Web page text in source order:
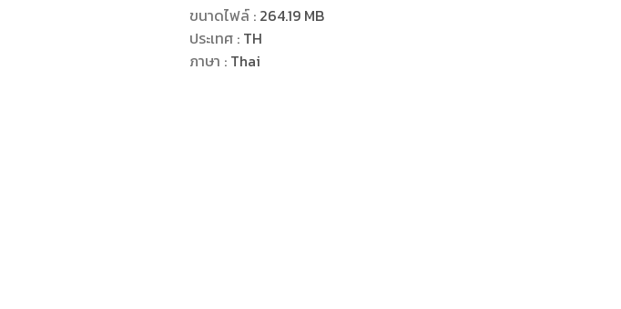
ขนาดไฟล์: 264.19 MB
ประเทศ : TH
ภาษา : Thai